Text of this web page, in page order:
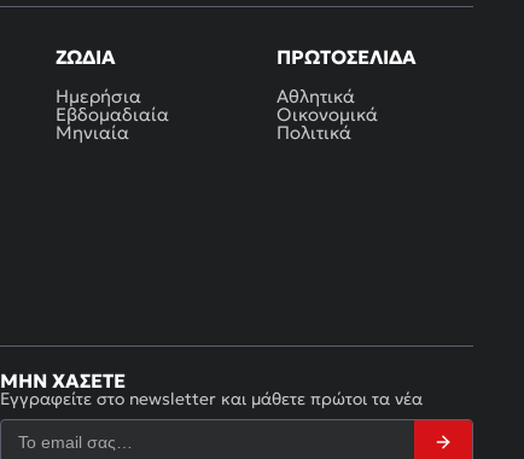
ΖΏΔΙΑ
Ημερήσια
Εβδομαδιαία
Μηνιαία
ΠΡΩΤΟΣΈΛΙΔΑ
Αθλητικά
Οικονομικά
Πολιτικά
ΜΗΝ ΧΆΣΕΤΕ
Εγγραφείτε στο newsletter και μάθετε πρώτοι τα νέα